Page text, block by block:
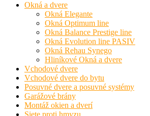
Okná a dvere
Okná Elegante
Okná Optimum line
Okná Balance Prestige line
Okná Evolution line PASIV
Okná Rehau Synego
Hliníkové Okná a dvere
Vchodové dvere
Vchodové dvere do bytu
Posuvné dvere a posuvné systémy
Garážové brány
Montáž okien a dverí